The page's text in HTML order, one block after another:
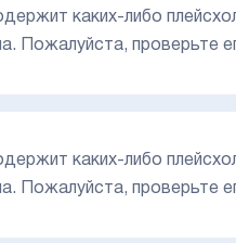
каких-либо
Пожалуйста, проверьте
каких-либо
Пожалуйста, проверьте